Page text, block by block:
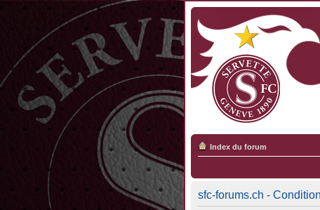
Index du forum
sfc-forums.ch -